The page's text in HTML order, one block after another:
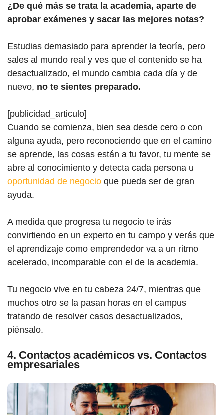
¿De qué más se trata la academia, aparte de
aprobar exámenes y sacar las mejores notas?
Estudias demasiado para aprender la teoría, pero
sales al mundo real y ves que el contenido se ha
desactualizado, el mundo cambia cada día y de
nuevo, no te sientes preparado.
[publicidad_articulo]
Cuando se comienza, bien sea desde cero o con
alguna ayuda, pero reconociendo que en el camino
se aprende, las cosas están a tu favor, tu mente se
abre al conocimiento y detecta cada persona u
oportunidad de negocio que pueda ser de gran
ayuda.
A medida que progresa tu negocio te irás
convirtiendo en un experto en tu campo y verás que
el aprendizaje como emprendedor va a un ritmo
acelerado, incomparable con el de la academia.
Tu negocio vive en tu cabeza 24/7, mientras que
muchos otro se la pasan horas en el campus
tratando de resolver casos desactualizados,
piénsalo.
4. Contactos académicos vs. Contactos
empresariales